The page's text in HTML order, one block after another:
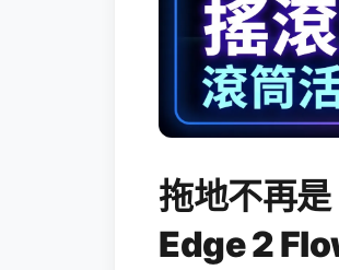
拖地不再
Edge 2